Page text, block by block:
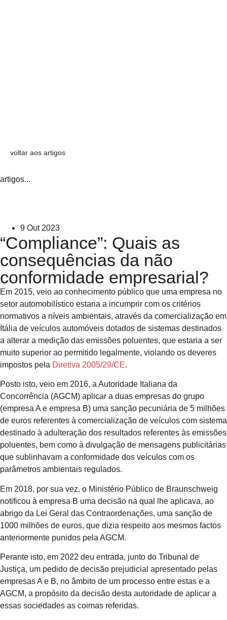
voltar aos artigos
artigos...
9 Out 2023
“Compliance”: Quais as
consequências da não
conformidade empresarial?
Em 2015, veio ao conhecimento público que uma empresa no
setor automobilístico estaria a incumprir com os critérios
normativos a níveis ambientais, através da comercialização em
Itália de veículos automóveis dotados de sistemas destinados
a alterar a medição das emissões poluentes, que estaria a ser
muito superior ao permitido legalmente, violando os deveres
impostos pela Diretiva 2005/29/CE.
Posto isto, veio em 2016, a Autoridade Italiana da
Concorrência (AGCM) aplicar a duas empresas do grupo
(empresa A e empresa B) uma sanção pecuniária de 5 milhões
de euros referentes à comercialização de veículos com sistema
destinado à adulteração dos resultados referentes às emissões
poluentes, bem como à divulgação de mensagens publicitárias
que sublinhavam a conformidade dos veículos com os
parâmetros ambientais regulados.
Em 2018, por sua vez, o Ministério Público de Braunschweig
notificou à empresa B uma decisão na qual lhe aplicava, ao
abrigo da Lei Geral das Contraordenações, uma sanção de
1000 milhões de euros, que dizia respeito aos mesmos factos
anteriormente punidos pela AGCM.
Perante isto, em 2022 deu entrada, junto do Tribunal de
Justiça, um pedido de decisão prejudicial apresentado pelas
empresas A e B, no âmbito de um processo entre estas e a
AGCM, a propósito da decisão desta autoridade de aplicar a
essas sociedades as coimas referidas.